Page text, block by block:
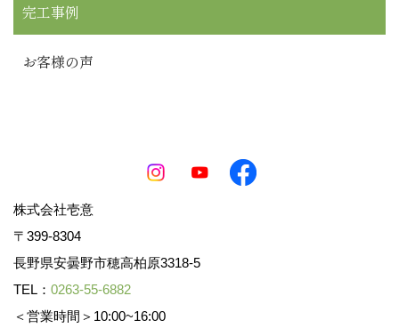
完工事例
お客様の声
株式会社壱意
〒399-8304
長野県安曇野市穂高柏原3318-5
TEL： 0263-55-6882
＜営業時間＞10:00~16:00